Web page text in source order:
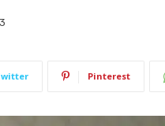
Pinterest